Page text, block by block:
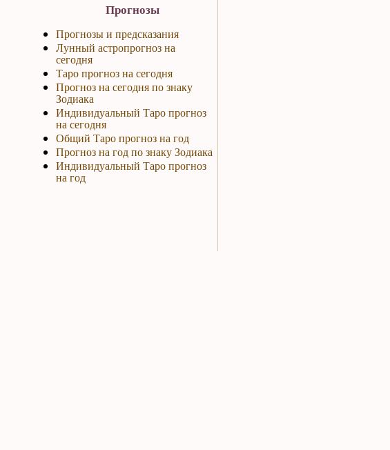
Прогнозы
Прогнозы и предсказания
Лунный астропрогноз на
сегодня
Таро прогноз на сегодня
Прогноз на сегодня по знаку
Зодиака
Индивидуальный Таро прогноз
на сегодня
Общий Таро прогноз на год
Прогноз на год по знаку Зодиака
Индивидуальный Таро прогноз
на год